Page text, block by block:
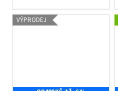
VÝPRODEJ